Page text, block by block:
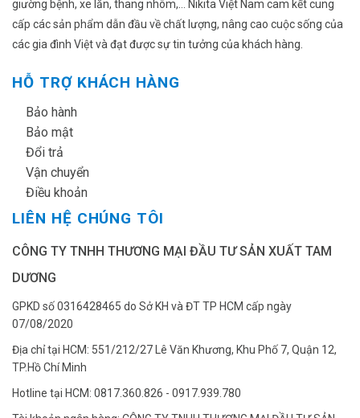
giường bệnh, xe lăn, thang nhôm,... Nikita Việt Nam cam kết cung
cấp các sản phẩm dẫn đầu về chất lượng, nâng cao cuộc sống của
các gia đình Việt và đạt được sự tin tưởng của khách hàng.
HỖ TRỢ KHÁCH HÀNG
Bảo hành
Bảo mật
Đổi trả
Vận chuyển
Điều khoản
LIÊN HỆ CHÚNG TÔI
CÔNG TY TNHH THƯƠNG MẠI ĐẦU TƯ SẢN XUẤT TAM
DƯƠNG
GPKD số 0316428465 do Sở KH và ĐT TP HCM cấp ngày
07/08/2020
Địa chỉ tại HCM: 551/212/27 Lê Văn Khương, Khu Phố 7, Quận 12,
TP.Hồ Chí Minh
Hotline tại HCM: 0817.360.826 - 0917.939.780